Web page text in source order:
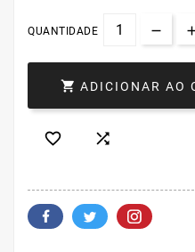
QUANTIDADE
 ADICIONAR AO
 